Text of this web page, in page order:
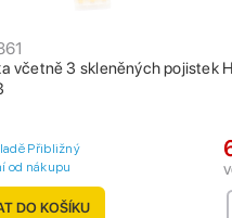
včetně 3 skleněných pojistek
Přibližný
od nákupu
DO KOŠÍKU